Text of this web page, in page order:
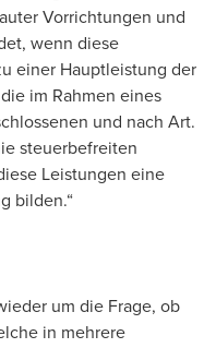
Vorrichtungen und
wenn diese
einer Hauptleistung der
im Rahmen eines
und nach Art.
steuerbefreiten
Leistungen eine
bilden.“
um die Frage, ob
in mehrere